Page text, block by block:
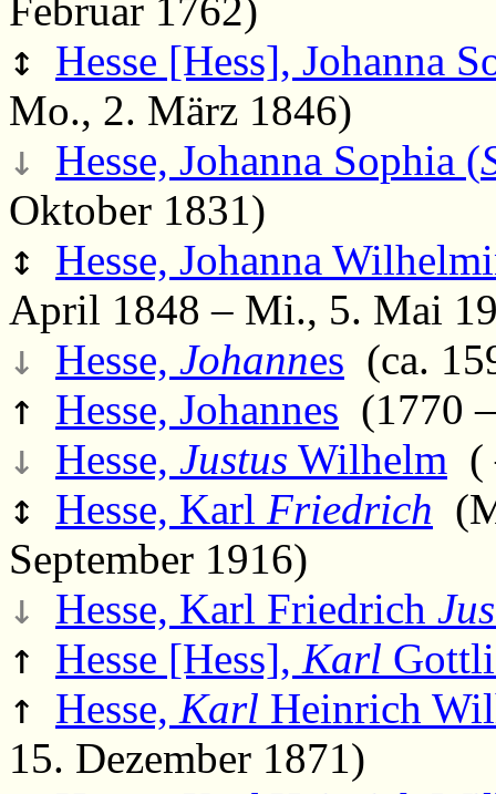
Februar 1762)
↕ Hesse [Hess], Johanna
Mo., 2. März 1846)
↓ Hesse, Johanna Sophia (
Oktober 1831)
↕ Hesse, Johanna
April 1848 – Mi., 5. Mai
↓ Hesse, Johannes (ca.
↑ Hesse, Johannes (1770
↓ Hesse, Justus Wilhelm (
↕ Hesse, Karl Friedrich
September 1916)
↓ Hesse, Karl Friedrich
↑ Hesse [Hess], Karl
↑ Hesse, Karl Heinrich
15. Dezember 1871)